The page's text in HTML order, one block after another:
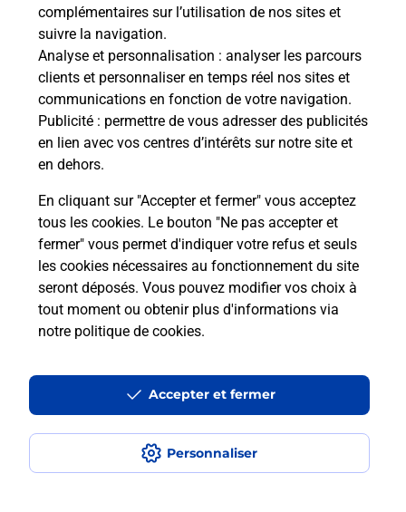
complémentaires sur l’utilisation de nos sites et
suivre la navigation.
Analyse et personnalisation : analyser les parcours
clients et personnaliser en temps réel nos sites et
communications en fonction de votre navigation.
Publicité : permettre de vous adresser des publicités
en lien avec vos centres d’intérêts sur notre site et
en dehors.
En cliquant sur "Accepter et fermer" vous acceptez
tous les cookies. Le bouton "Ne pas accepter et
fermer" vous permet d'indiquer votre refus et seuls
les cookies nécessaires au fonctionnement du site
seront déposés. Vous pouvez modifier vos choix à
tout moment ou obtenir plus d'informations via
notre politique de cookies.
Personnaliser
Accepter et fermer
Comment fonctionne la
téléassistance classique ?
Comment est installée la
téléassistance classique ?
Localiser Liste
Liste - téléassistance
Deux-Sèvres - téléassistance
Nueil Les Aubiers - téléassistance
Accessibilité : partiellement conforme
Conditions contractuelles
Mentions légales